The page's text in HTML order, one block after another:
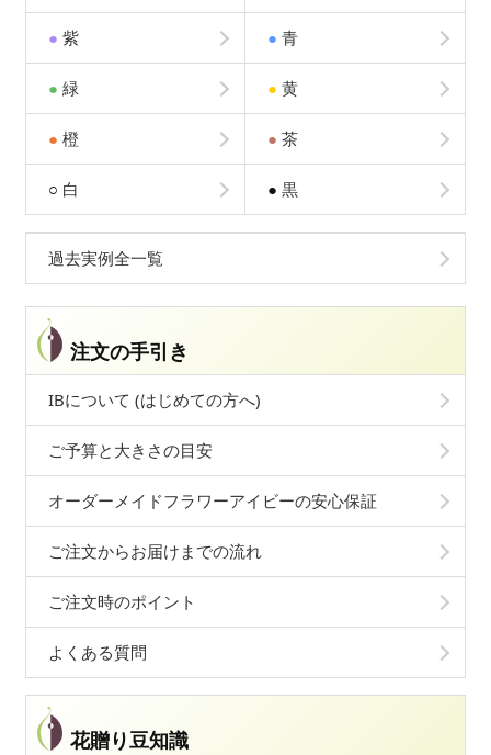
● 紫 ● 青
● 緑 ● 黄
● 橙 ● 茶
○ 白 ● 黒
過去実例全一覧
注文の手引き
IBについて (はじめての方へ)
ご予算と大きさの目安
オーダーメイドフラワーアイビーの安心保証
ご注文からお届けまでの流れ
ご注文時のポイント
よくある質問
花贈り豆知識